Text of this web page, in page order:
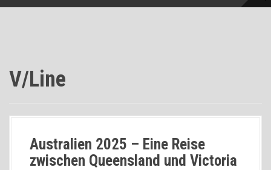
t
V/Line
Australien 2025 – Eine Reise
zwischen Queensland und Victoria